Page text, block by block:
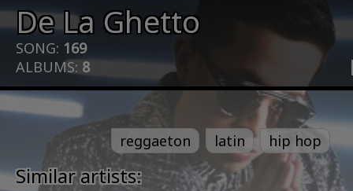
De La Ghetto
SONG: 169
ALBUMS: 8
reggaeton latin hip hop
Similar artists: